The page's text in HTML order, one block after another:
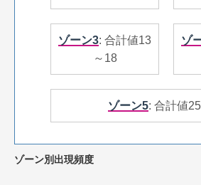
ゾーン3: 合計値13
～18
ゾ
ゾーン5: 合計値
ゾーン別出現頻度